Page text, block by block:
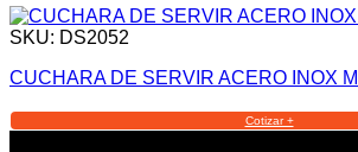
SKU: DS2052
CUCHARA DE SERVIR ACERO INOX
Cotizar +